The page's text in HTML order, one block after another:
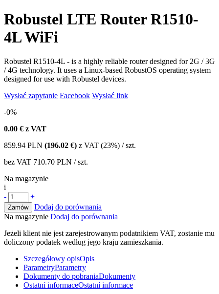
Robustel LTE Router R1510-
4L WiFi
Robustel R1510-4L - is a highly reliable router designed for 2G / 3G
/ 4G technology. It uses a Linux-based RobustOS operating system
designed for use with Robustel devices.
Wysłać zapytanie Facebook Wysłać link
-0%
0.00 € z VAT
859.94 PLN (196.02 €) z VAT (23%) / szt.
bez VAT 710.70 PLN / szt.
Na magazynie
i
-
+
Zamów
Dodaj do porównania
Na magazynie Dodaj do porównania
Jeżeli klient nie jest zarejestrowanym podatnikiem VAT, zostanie mu
doliczony podatek według jego kraju zamieszkania.
Szczegółowy opisOpis
ParametryParametry
Dokumenty do pobraniaDokumenty
Ostatní informaceOstatní informace